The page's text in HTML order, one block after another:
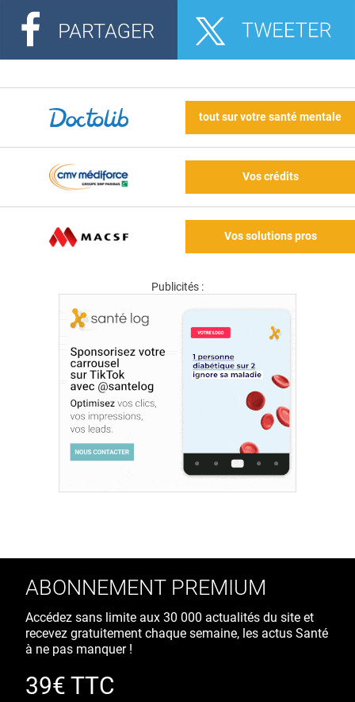
tout sur votre santé mentale
Vos crédits
Vos solutions pros
Publicités :
ABONNEMENT PREMIUM
Accédez sans limite aux 30 000 actualités du site et
recevez gratuitement chaque semaine, les actus Santé
à ne pas manquer !
39€ TTC